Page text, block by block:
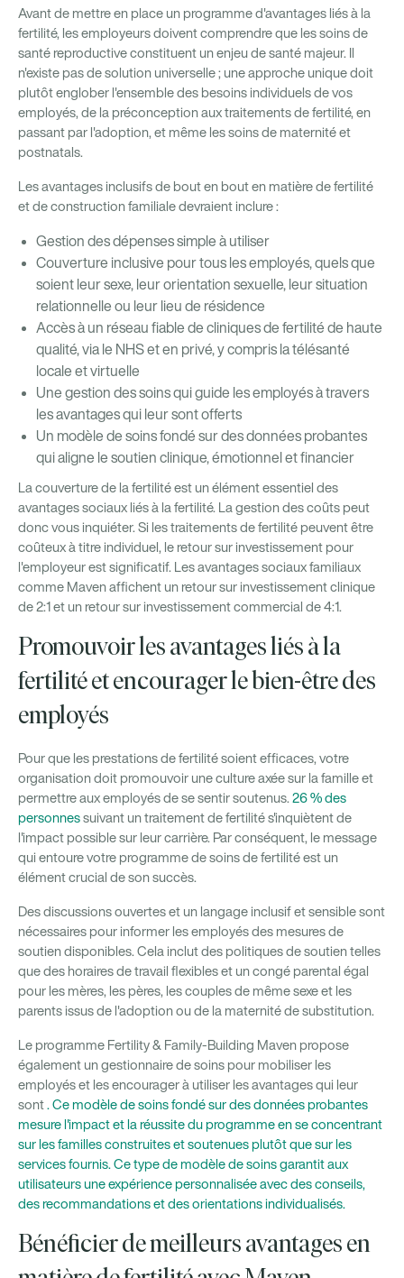
Avant de mettre en place un programme d'avantages liés à la
fertilité, les employeurs doivent comprendre que les soins de
santé reproductive constituent un enjeu de santé majeur. Il
n'existe pas de solution universelle ; une approche unique doit
plutôt englober l'ensemble des besoins individuels de vos
employés, de la préconception aux traitements de fertilité, en
passant par l'adoption, et même les soins de maternité et
postnatals.
Les avantages inclusifs de bout en bout en matière de fertilité
et de construction familiale devraient inclure :
Gestion des dépenses simple à utiliser
Couverture inclusive pour tous les employés, quels que
soient leur sexe, leur orientation sexuelle, leur situation
relationnelle ou leur lieu de résidence
Accès à un réseau fiable de cliniques de fertilité de haute
qualité, via le NHS et en privé, y compris la télésanté
locale et virtuelle
Une gestion des soins qui guide les employés à travers
les avantages qui leur sont offerts
Un modèle de soins fondé sur des données probantes
qui aligne le soutien clinique, émotionnel et financier
La couverture de la fertilité est un élément essentiel des
avantages sociaux liés à la fertilité. La gestion des coûts peut
donc vous inquiéter. Si les traitements de fertilité peuvent être
coûteux à titre individuel, le retour sur investissement pour
l'employeur est significatif. Les avantages sociaux familiaux
comme Maven affichent un retour sur investissement clinique
de 2:1 et un retour sur investissement commercial de 4:1.
Promouvoir les avantages liés à la
fertilité et encourager le bien-être des
employés
Pour que les prestations de fertilité soient efficaces, votre
organisation doit promouvoir une culture axée sur la famille et
permettre aux employés de se sentir soutenus. 26 % des
personnessuivant un traitement de fertilité s'inquiètent de
l'impact possible sur leur carrière. Par conséquent, le message
qui entoure votre programme de soins de fertilité est un
élément crucial de son succès.
Des discussions ouvertes et un langage inclusif et sensible sont
nécessaires pour informer les employés des mesures de
soutien disponibles. Cela inclut des politiques de soutien telles
que des horaires de travail flexibles et un congé parental égal
pour les mères, les pères, les couples de même sexe et les
parents issus de l'adoption ou de la maternité de substitution.
Le programme Fertility & Family-Building Maven propose
également un gestionnaire de soins pour mobiliser les
employés et les encourager à utiliser les avantages qui leur
sont. Ce modèle de soins fondé sur des données probantes
mesure l'impact et la réussite du programme en se concentrant
sur les familles construites et soutenues plutôt que sur les
services fournis. Ce type de modèle de soins garantit aux
utilisateurs une expérience personnalisée avec des conseils,
des recommandations et des orientations individualisés.
Bénéficier de meilleurs avantages en